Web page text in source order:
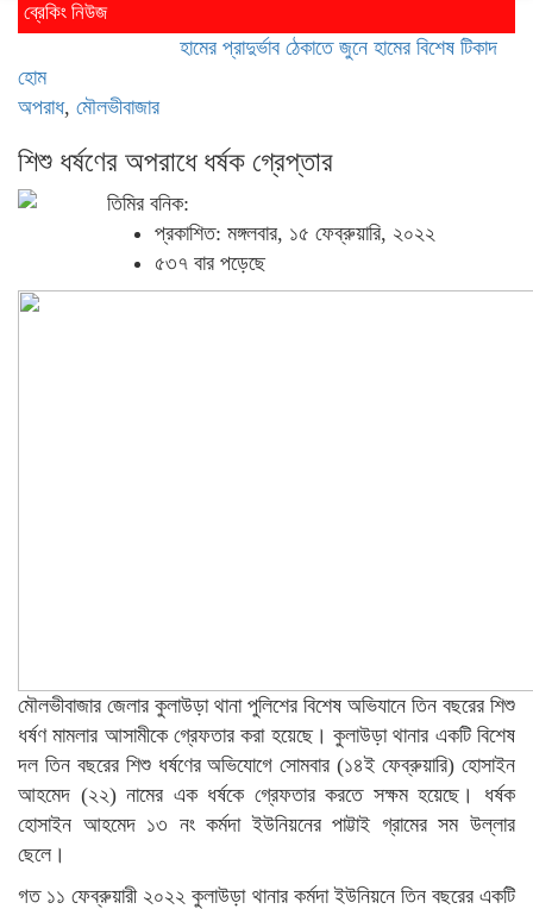
ব্রেকিং নিউজ
হামের প্রাদুর্ভাব ঠেকাতে জুনে হামের বিশেষ টিকাদান; টিকা
হোম
অপরাধ, মৌলভীবাজার
শিশু ধর্ষণের অপরাধে ধর্ষক গ্রেপ্তার
তিমির বনিক:
প্রকাশিত: মঙ্গলবার, ১৫ ফেব্রুয়ারি, ২০২২
৫৩৭ বার পড়েছে
মৌলভীবাজার জেলার কুলাউড়া থানা পুলিশের বিশেষ অভিযানে তিন বছরের শিশু
ধর্ষণ মামলার আসামীকে গ্রেফতার করা হয়েছে। কুলাউড়া থানার একটি বিশেষ
দল তিন বছরের শিশু ধর্ষণের অভিযোগে সোমবার (১৪ই ফেব্রুয়ারি) হোসাইন
আহমেদ (২২) নামের এক ধর্ষকে গ্রেফতার করতে সক্ষম হয়েছে। ধর্ষক
হোসাইন আহমেদ ১৩ নং কর্মদা ইউনিয়নের পাট্টাই গ্রামের সম উল্লার
ছেলে।
গত ১১ ফেব্রুয়ারী ২০২২ কুলাউড়া থানার কর্মদা ইউনিয়নে তিন বছরের একটি